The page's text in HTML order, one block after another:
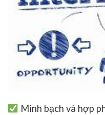
Minh bạch và hợp